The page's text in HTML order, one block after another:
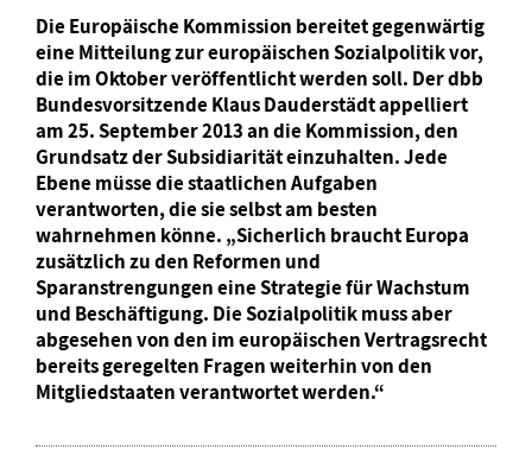
Die Europäische Kommission bereitet gegenwärtig
eine Mitteilung zur europäischen Sozialpolitik vor,
die im Oktober veröffentlicht werden soll. Der dbb
Bundesvorsitzende Klaus Dauderstädt appelliert
am 25. September 2013 an die Kommission, den
Grundsatz der Subsidiarität einzuhalten. Jede
Ebene müsse die staatlichen Aufgaben
verantworten, die sie selbst am besten
wahrnehmen könne. „Sicherlich braucht Europa
zusätzlich zu den Reformen und
Sparanstrengungen eine Strategie für Wachstum
und Beschäftigung. Die Sozialpolitik muss aber
abgesehen von den im europäischen Vertragsrecht
bereits geregelten Fragen weiterhin von den
Mitgliedstaaten verantwortet werden.“